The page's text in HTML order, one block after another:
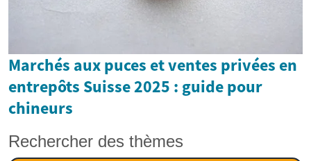
Marchés aux puces et ventes privées en
entrepôts Suisse 2025 : guide pour
chineurs